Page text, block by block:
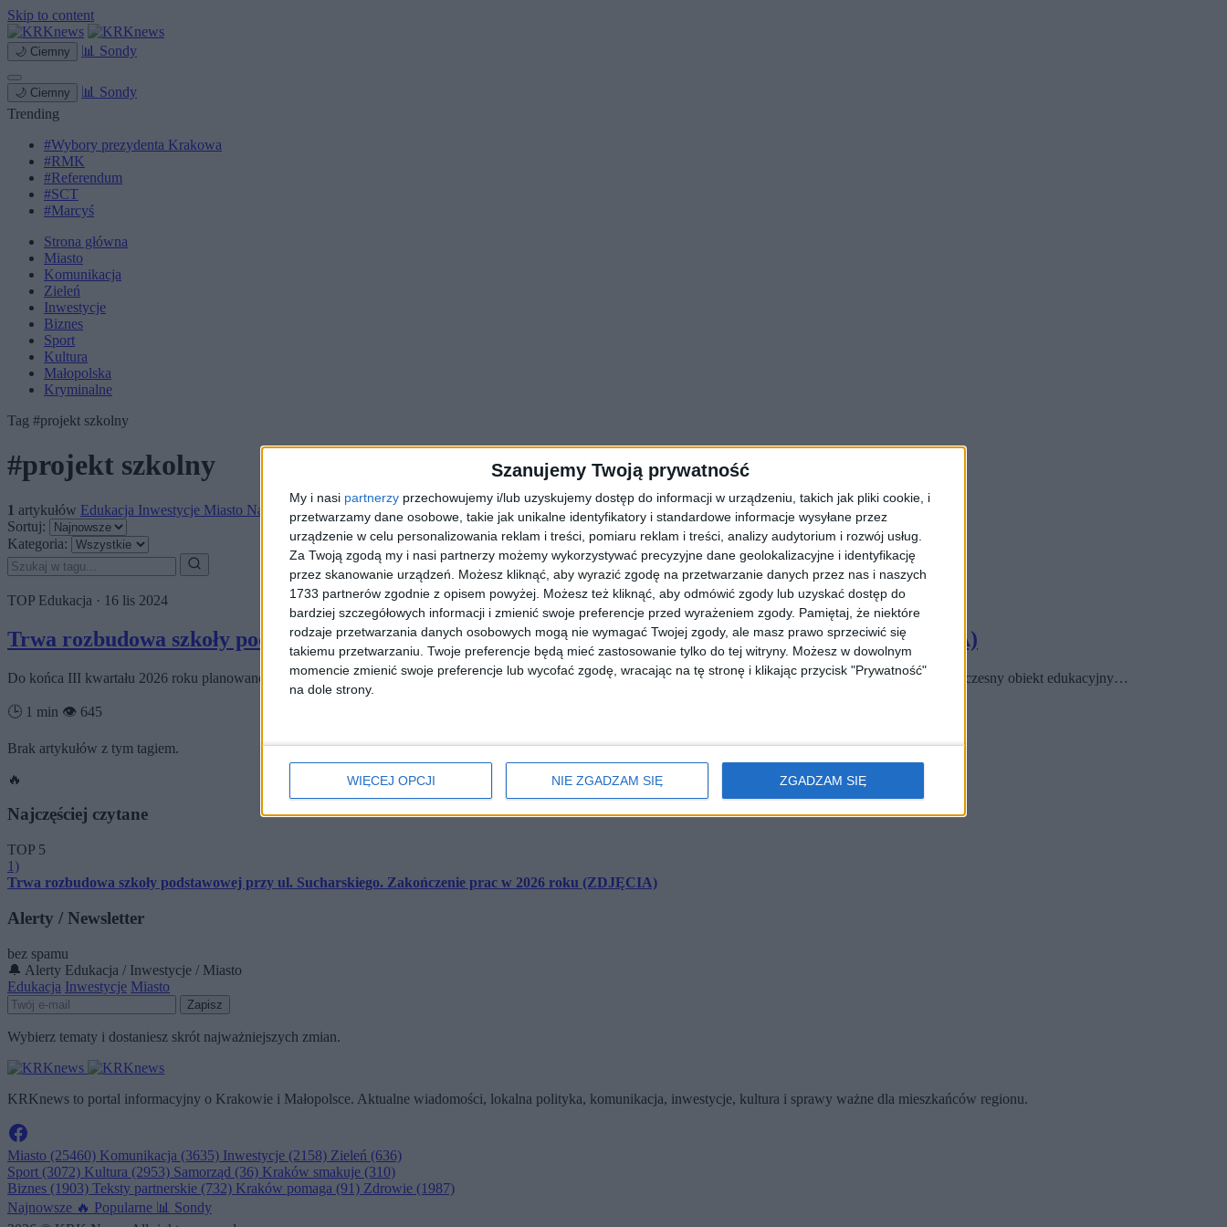
Szanujemy Twoją prywatność
My i nasi partnerzy przechowujemy i/lub uzyskujemy dostęp do informacji w urządzeniu, takich jak pliki cookie, i
przetwarzamy dane osobowe, takie jak unikalne identyfikatory i standardowe informacje wysyłane przez
urządzenie w celu personalizowania reklam i treści, pomiaru reklam i treści, analizy audytorium i rozwój usług.
Za Twoją zgodą my i nasi partnerzy możemy wykorzystywać precyzyjne dane geolokalizacyjne i identyfikację
przez skanowanie urządzeń. Możesz kliknąć, aby wyrazić zgodę na przetwarzanie danych przez nas i naszych
1733 partnerów zgodnie z opisem powyżej. Możesz też kliknąć, aby odmówić zgody lub uzyskać dostęp do
bardziej szczegółowych informacji i zmienić swoje preferencje przed wyrażeniem zgody. Pamiętaj, że niektóre
rodzaje przetwarzania danych osobowych mogą nie wymagać Twojej zgody, ale masz prawo sprzeciwić się
takiemu przetwarzaniu. Twoje preferencje będą mieć zastosowanie tylko do tej witryny. Możesz w dowolnym
momencie zmienić swoje preferencje lub wycofać zgodę, wracając na tę stronę i klikając przycisk "Prywatność"
na dole strony.
WIĘCEJ OPCJI NIE ZGADZAM SIĘ ZGADZAM SIĘ
Skip to content
🌙 Ciemny 📊 Sondy
🌙 Ciemny 📊 Sondy
Trending
#Wybory prezydenta Krakowa
#RMK
#Referendum
#SCT
#Marcyś
Strona główna
Miasto
Komunikacja
Zieleń
Inwestycje
Biznes
Sport
Kultura
Małopolska
Kryminalne
Tag #projekt szkolny
#projekt szkolny
1 artykułów Edukacja Inwestycje Miasto Najnowsze
Sortuj:
Kategoria:
TOP Edukacja · 16 lis 2024
Trwa rozbudowa szkoły podstawowej przy ul. Sucharskiego. Zakończenie prac w 2026 roku (ZDJĘCIA)
Do końca III kwartału 2026 roku planowane jest zakończenie rozbudowy Szkoły Podstawowej nr 124 przy ul. Sucharskiego 38. W ramach inwestycji powstaje nowoczesny obiekt edukacyjny…
🕒 1 min 👁️ 645
Brak artykułów z tym tagiem.
🔥
Najczęściej czytane
TOP 5
1)
Trwa rozbudowa szkoły podstawowej przy ul. Sucharskiego. Zakończenie prac w 2026 roku (ZDJĘCIA)
Alerty / Newsletter
bez spamu
🔔 Alerty Edukacja / Inwestycje / Miasto
Edukacja Inwestycje Miasto
Zapisz
Wybierz tematy i dostaniesz skrót najważniejszych zmian.
KRKnews to portal informacyjny o Krakowie i Małopolsce. Aktualne wiadomości, lokalna polityka, komunikacja, inwestycje, kultura i sprawy ważne dla mieszkańców regionu.
Miasto (25460) Komunikacja (3635) Inwestycje (2158) Zieleń (636)
Sport (3072) Kultura (2953) Samorząd (36) Kraków smakuje (310)
Biznes (1903) Teksty partnerskie (732) Kraków pomaga (91) Zdrowie (1987)
Najnowsze 🔥 Popularne 📊 Sondy